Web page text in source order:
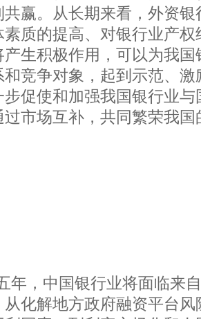
赢。从长期来看，外资银
素质的提高、对银行业产
生积极作用，可以为我国
竞争对象，起到示范、激
步促使和加强我国银行业与
过市场互补，共同繁荣我国
，中国银行业将面临来自
从化解地方政府融资平台风